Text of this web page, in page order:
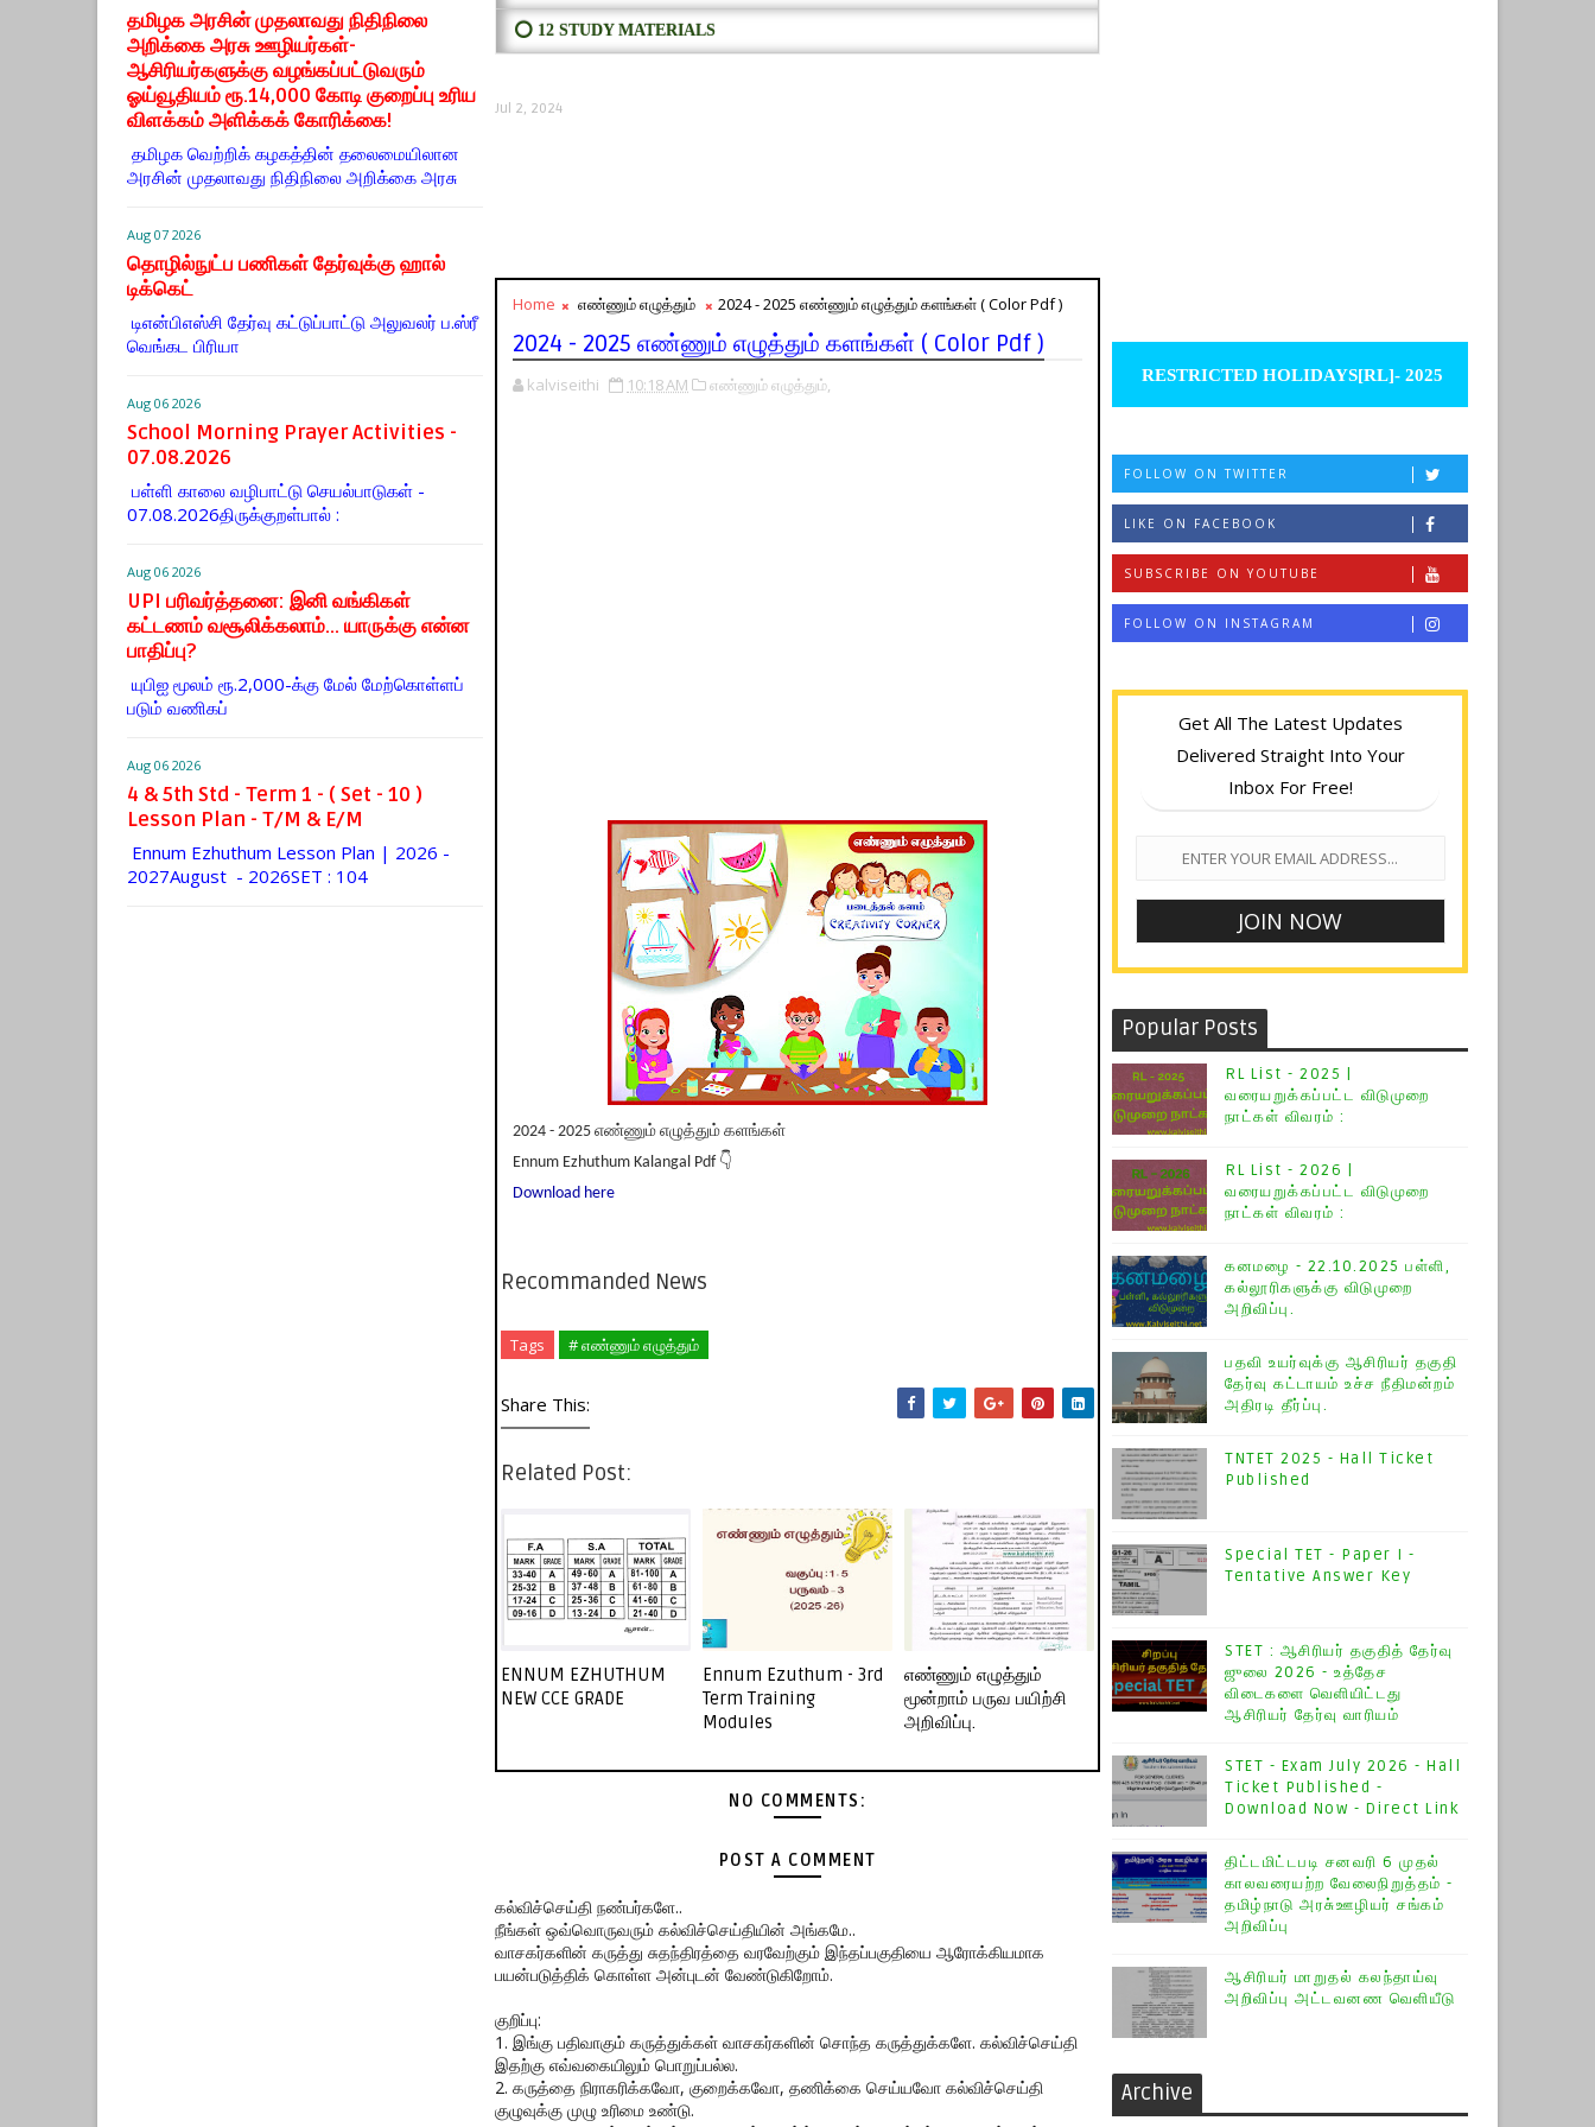
தமிழக அரசின் முதலாவது நிதிநிலை
அறிக்கை அரசு ஊழியர்கள்-
ஆசிரியர்களுக்கு வழங்கப்பட்டுவரும்
ஓய்வூதியம் ரூ.14,000 கோடி குறைப்பு உரிய
விளக்கம் அளிக்கக் கோரிக்கை!
தமிழக வெற்றிக் கழகத்தின் தலைமையிலான
அரசின் முதலாவது நிதிநிலை அறிக்கை அரசு
Aug 07 2026
தொழில்நுட்ப பணிகள் தேர்வுக்கு ஹால் ​
டிக்கெட்
டிஎன்​பிஎஸ்சி தேர்வு கட்​டுப்​பாட்டு அலு​வலர் ப.ஸ்ரீ
வெங்கட பிரியா
Aug 06 2026
School Morning Prayer Activities -
07.08.2026
பள்ளி காலை வழிபாட்டு செயல்பாடுகள் -
07.08.2026திருக்குறள்பால் :
Aug 06 2026
UPI பரிவர்த்தனை: இனி வங்கிகள்
கட்டணம் வசூலிக்கலாம்... யாருக்கு என்ன
பாதிப்பு?
யுபிஐ மூலம் ரூ.2,000-க்கு மேல் மேற்​கொள்​ளப்​
படும் வணி​கப்
Aug 06 2026
4 & 5th Std - Term 1 - ( Set - 10 )
Lesson Plan - T/M & E/M
Ennum Ezhuthum Lesson Plan | 2026 -
2027August - 2026SET : 104
⭕ 12 STUDY MATERIALS
Jul 2, 2024
Home எண்ணும் எழுத்தும் 2024 - 2025 எண்ணும் எழுத்தும் களங்கள் ( Color Pdf )
2024 - 2025 எண்ணும் எழுத்தும் களங்கள் ( Color Pdf )
kalviseithi 10:18 AM எண்ணும் எழுத்தும்,
2024 - 2025 எண்ணும் எழுத்தும் களங்கள்
Ennum Ezhuthum Kalangal Pdf 👇
Download here
Recommanded News
Tags # எண்ணும் எழுத்தும்
Share This:
Related Post:
ENNUM EZHUTHUM
NEW CCE GRADE
Ennum Ezuthum - 3rd
Term Training
Modules
எண்ணும் எழுத்தும்
மூன்றாம் பருவ பயிற்சி
அறிவிப்பு.
NO COMMENTS:
POST A COMMENT
கல்விச்செய்தி நண்பர்களே..
நீங்கள் ஒவ்வொருவரும் கல்விச்செய்தியின் அங்கமே..
வாசகர்களின் கருத்து சுதந்திரத்தை வரவேற்கும் இந்தப்பகுதியை ஆரோக்கியமாக
பயன்படுத்திக் கொள்ள அன்புடன் வேண்டுகிறோம்.
குறிப்பு:
1. இங்கு பதிவாகும் கருத்துக்கள் வாசகர்களின் சொந்த கருத்துக்களே. கல்விச்செய்தி
இதற்கு எவ்வகையிலும் பொறுப்பல்ல.
2. கருத்தை நிராகரிக்கவோ, குறைக்கவோ, தணிக்கை செய்யவோ கல்விச்செய்தி
குழுவுக்கு முழு உரிமை உண்டு.
RESTRICTED HOLIDAYS[RL]- 2025
FOLLOW ON TWITTER
LIKE ON FACEBOOK
SUBSCRIBE ON YOUTUBE
FOLLOW ON INSTAGRAM
Get All The Latest Updates
Delivered Straight Into Your
Inbox For Free!
Popular Posts
RL List - 2025 |
வரையறுக்கப்பட்ட விடுமுறை
நாட்கள் விவரம் :
RL List - 2026 |
வரையறுக்கப்பட்ட விடுமுறை
நாட்கள் விவரம் :
கனமழை - 22.10.2025 பள்ளி,
கல்லூரிகளுக்கு விடுமுறை
அறிவிப்பு.
பதவி உயர்வுக்கு ஆசிரியர் தகுதி
தேர்வு கட்டாயம் உச்ச நீதிமன்றம்
அதிரடி தீர்ப்பு.
TNTET 2025 - Hall Ticket
Published
Special TET - Paper I -
Tentative Answer Key
STET : ஆசிரியர் தகுதித் தேர்வு
ஜுலை 2026 - உத்தேச
விடைகளை வெளியிட்டது
ஆசிரியர் தேர்வு வாரியம்
STET - Exam July 2026 - Hall
Ticket Published -
Download Now - Direct Link
திட்டமிட்டபடி சனவரி 6 முதல்
காலவரையற்ற வேலைநிறுத்தம் -
தமிழ்நாடு அரசு்ஊழியர் சங்கம்
அறிவிப்பு
ஆசிரியர் மாறுதல் கலந்தாய்வு
அறிவிப்பு அட்டவனண வெளியீடு
Archive